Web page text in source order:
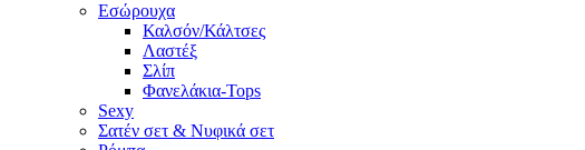
Εσώρουχα
Καλσόν/Κάλτσες
Λαστέξ
Σλίπ
Φανελάκια-Tops
Sexy
Σατέν σετ & Νυφικά σετ